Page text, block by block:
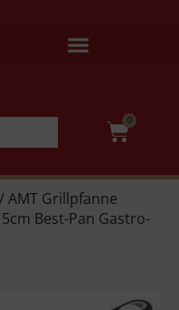
0
/ AMT Grillpfanne
Best-Pan Gastro-